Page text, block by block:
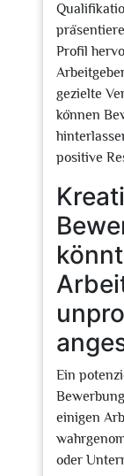
Profil
gezielte
können
positive
Ein
einigen
oder